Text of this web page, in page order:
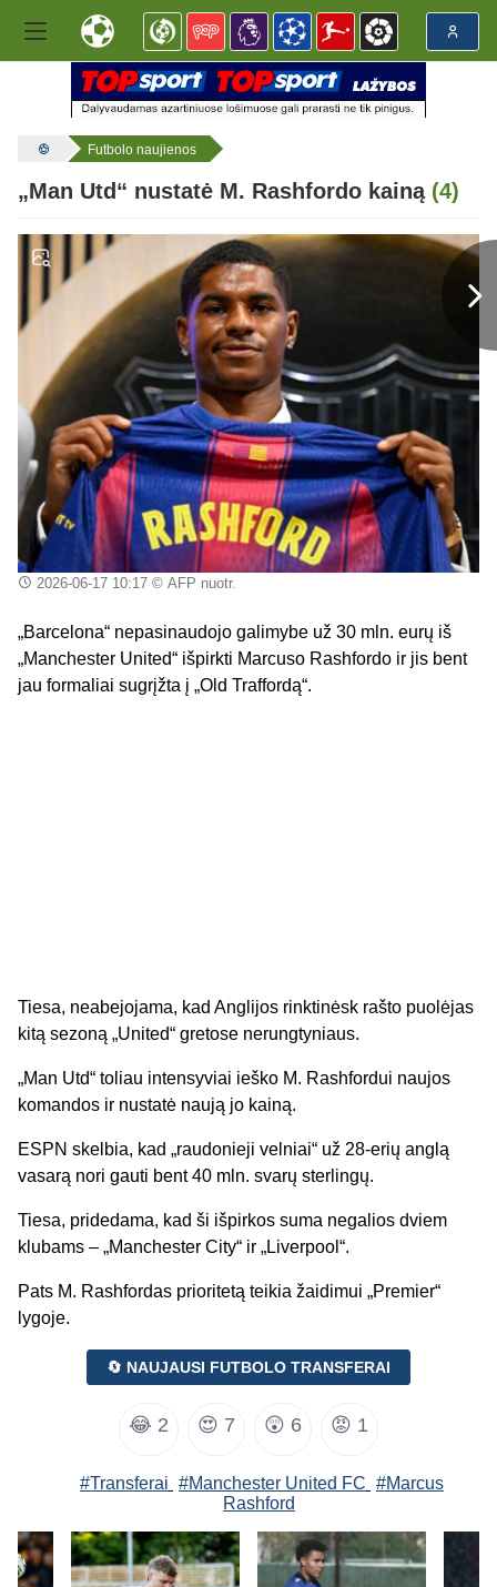
Futbolo naujienos
„Man Utd“ nustatė M. Rashfordo kainą (4)
2026-06-17 10:17© AFP nuotr.
„Barcelona“ nepasinaudojo galimybe už 30 mln. eurų iš
„Manchester United“ išpirkti Marcuso Rashfordo ir jis bent
jau formaliai sugrįžta į „Old Traffordą“.
Tiesa, neabejojama, kad Anglijos rinktinėsk rašto puolėjas
kitą sezoną „United“ gretose nerungtyniaus.
„Man Utd“ toliau intensyviai ieško M. Rashfordui naujos
komandos ir nustatė naują jo kainą.
ESPN skelbia, kad „raudonieji velniai“ už 28-erių anglą
vasarą nori gauti bent 40 mln. svarų sterlingų.
Tiesa, pridedama, kad ši išpirkos suma negalios dviem
klubams – „Manchester City“ ir „Liverpool“.
Pats M. Rashfordas prioritetą teikia žaidimui „Premier“
lygoje.
🔄 NAUJAUSI FUTBOLO TRANSFERAI
😂 2 😍 7 😲 6 😡 1
#Transferai #Manchester United FC #Marcus
Rashford